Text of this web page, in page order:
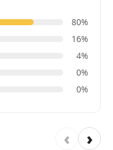
80%
16%
4%
0%
0%
‹ ›